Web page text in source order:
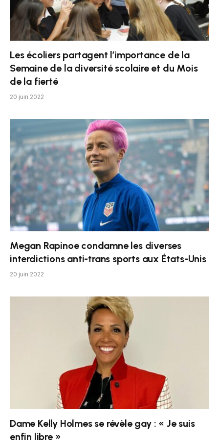
Les écoliers partagent l’importance de la
Semaine de la diversité scolaire et du Mois
de la fierté
20 juin 2022
Megan Rapinoe condamne les diverses
interdictions anti-trans sports aux États-Unis
20 juin 2022
Dame Kelly Holmes se révèle gay : « Je suis
enfin libre »